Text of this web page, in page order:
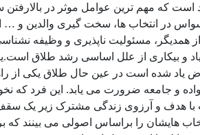
که مهم ترین عوامل موثر در بالارفتن
در انتخاب ها، سخت گیری والدین و
مسئولیت ناپذیری و وظیفه
و بیکاری از علل اساسی رشد طلاق
یاد شده است در عین حال طلاق یکی
و جامعه ضرورت می یابد. این فرد که
هدف و آرزوی زندگی مشترک زیر یک
را براساس اصولی می بینند که